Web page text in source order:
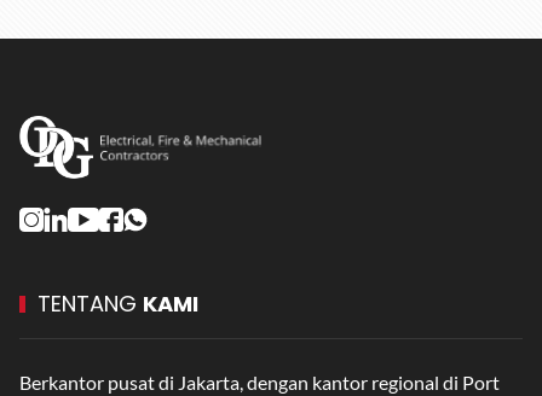
TENTANG KAMI
Berkantor pusat di Jakarta, dengan kantor regional di Port